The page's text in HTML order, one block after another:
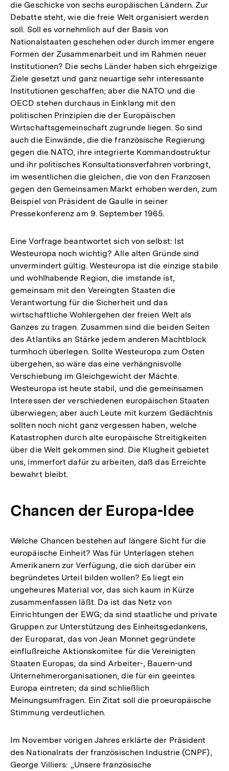
die Geschicke von sechs europäischen Ländern. Zur
Debatte steht, wie die freie Welt organisiert werden
soll. Soll es vornehmlich auf der Basis von
Nationalstaaten geschehen oder durch immer engere
Formen der Zusammenarbeit und im Rahmen neuer
Institutionen? Die sechs Länder haben sich ehrgeizige
Ziele gesetzt und ganz neuartige sehr interessante
Institutionen geschaffen; aber die NATO und die
OECD stehen durchaus in Einklang mit den
politischen Prinzipien die der Europäischen
Wirtschaftsgemeinschaft zugrunde liegen. So sind
auch die Einwände, die die französische Regierung
gegen die NATO, ihre integrierte Kommandostruktur
und ihr politisches Konsultationsverfahren vorbringt,
im wesentlichen die gleichen, die von den Franzosen
gegen den Gemeinsamen Markt erhoben werden, zum
Beispiel von Präsident de Gaulle in seiner
Pressekonferenz am 9. September 1965.
Eine Vorfrage beantwortet sich von selbst: Ist
Westeuropa noch wichtig? Alle alten Gründe sind
unvermindert gültig. Westeuropa ist die einzige stabile
und wohlhabende Region, die imstande ist,
gemeinsam mit den Vereingten Staaten die
Verantwortung für die Sicherheit und das
wirtschaftliche Wohlergehen der freien Welt als
Ganzes zu tragen. Zusammen sind die beiden Seiten
des Atlantiks an Stärke jedem anderen Machtblock
turmhoch überlegen. Sollte Westeuropa zum Osten
übergehen, so wäre das eine verhängnisvolle
Verschiebung im Gleichgewicht der Mächte.
Westeuropa ist heute stabil, und die gemeinsamen
Interessen der verschiedenen europäischen Staaten
überwiegen; aber auch Leute mit kurzem Gedächtnis
sollten noch nicht ganz vergessen haben, welche
Katastrophen durch alte europäische Streitigkeiten
über die Welt gekommen sind. Die Klugheit gebietet
uns, immerfort dafür zu arbeiten, daß das Erreichte
bewahrt bleibt.
Chancen der Europa-Idee
Welche Chancen bestehen auf längere Sicht für die
europäische Einheit? Was für Unterlagen stehen
Amerikanern zur Verfügung, die sich darüber ein
begründetes Urteil bilden wollen? Es liegt ein
ungeheures Material vor, das sich kaum in Kürze
zusammenfassen läßt. Da ist das Netz von
Einrichtungen der EWG; da sind staatliche und private
Gruppen zur Unterstützung des Einheitsgedankens,
der Europarat, das von Jean Monnet gegründete
einflußreiche Aktionskomitee für die Vereinigten
Staaten Europas; da sind Arbeiter-, Bauern-und
Unternehmerorganisationen, die für ein geeintes
Europa eintreten; da sind schließlich
Meinungsumfragen. Ein Zitat soll die proeuropäische
Stimmung verdeutlichen.
Im November vorigen Jahres erklärte der Präsident
des Nationalrats der französischen Industrie (CNPF),
George Villiers: „Unsere französische